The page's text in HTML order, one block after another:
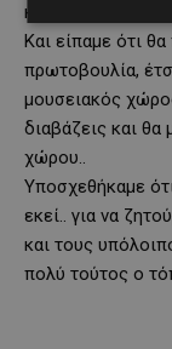
κυριολεκτικά
Και είπαμε ότι
πρωτοβουλία,
μουσειακός
διαβάζεις και θα
χώρου..
Υποσχεθήκαμε
εκεί.. για να
και τους
πολύ τούτος ο